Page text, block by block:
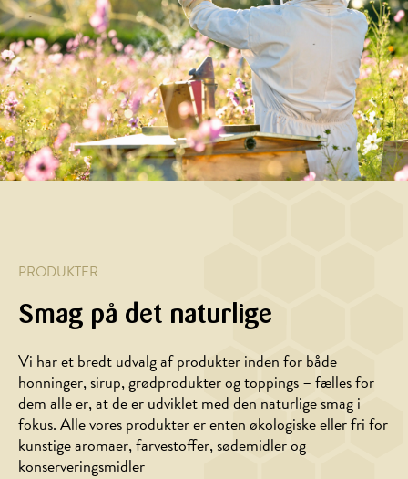
PRODUKTER
Smag på det naturlige
Vi har et bredt udvalg af produkter inden for både
honninger, sirup, grødprodukter og toppings – fælles for
dem alle er, at de er udviklet med den naturlige smag i
fokus. Alle vores produkter er enten økologiske eller fri for
kunstige aromaer, farvestoffer, sødemidler og
konserveringsmidler